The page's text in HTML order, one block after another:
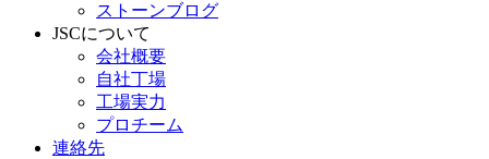
ストーンブログ
JSCについて
会社概要
自社丁場
工場実力
プロチーム
連絡先